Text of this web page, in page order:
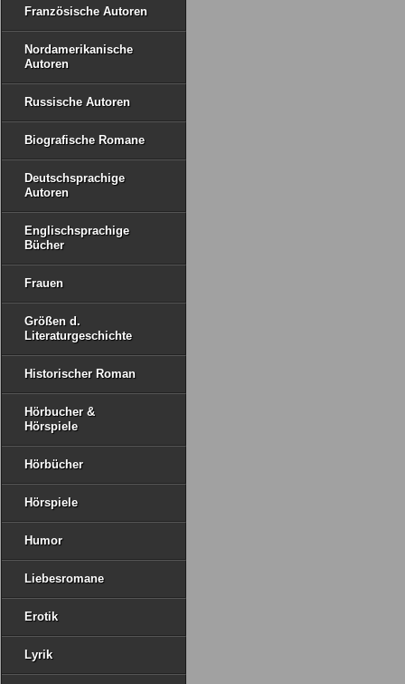
Französische Autoren
Nordamerikanische
Autoren
Russische Autoren
Biografische Romane
Deutschsprachige
Autoren
Englischsprachige
Bücher
Frauen
Größen d.
Literaturgeschichte
Historischer Roman
Hörbucher &
Hörspiele
Hörbücher
Hörspiele
Humor
Liebesromane
Erotik
Lyrik